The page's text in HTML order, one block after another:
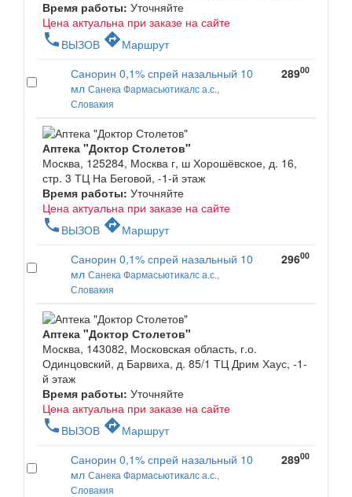
Время работы: Уточняйте
Цена актуальна при заказе на сайте
phone ВЫЗОВ directionsМаршрут
Санорин 0,1% спрей назальный 10
мл Санека Фармасьютикалс а.с.,
Словакия
28900
Аптека "Доктор Столетов"
Москва, 125284, Москва г, ш Хорошёвское, д. 16,
стр. 3 ТЦ На Беговой, -1-й этаж
Время работы: Уточняйте
Цена актуальна при заказе на сайте
phone ВЫЗОВ directionsМаршрут
Санорин 0,1% спрей назальный 10
мл Санека Фармасьютикалс а.с.,
Словакия
29600
Аптека "Доктор Столетов"
Москва, 143082, Московская область, г.о.
Одинцовский, д Барвиха, д. 85/1 ТЦ Дрим Хаус, -1-
й этаж
Время работы: Уточняйте
Цена актуальна при заказе на сайте
phone ВЫЗОВ directionsМаршрут
Санорин 0,1% спрей назальный 10
мл Санека Фармасьютикалс а.с.,
Словакия
28900